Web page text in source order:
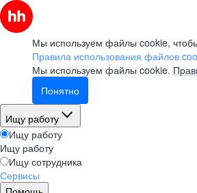
Мы используем файлы cookie,
Правила использования файлов
Мы используем файлы cookie.
Понятно
Ищу работу
Ищу работу
Ищу работу
Ищу сотрудника
Сервисы